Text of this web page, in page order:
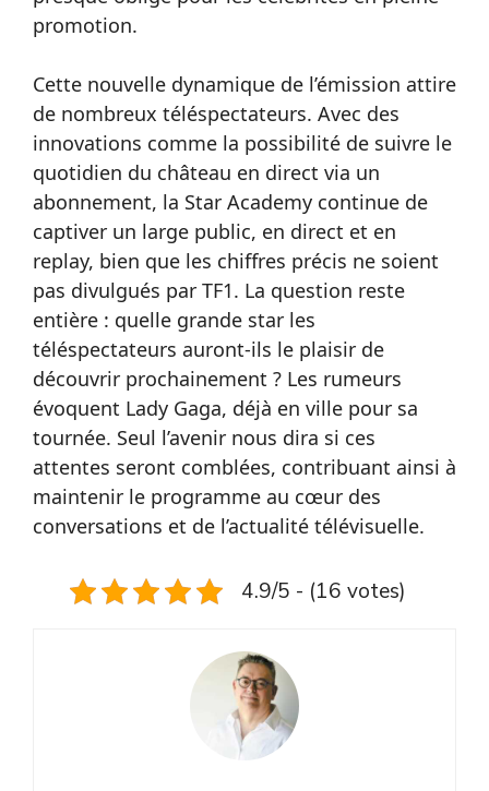
promotion.
Cette nouvelle dynamique de l’émission attire
de nombreux téléspectateurs. Avec des
innovations comme la possibilité de suivre le
quotidien du château en direct via un
abonnement, la Star Academy continue de
captiver un large public, en direct et en
replay, bien que les chiffres précis ne soient
pas divulgués par TF1. La question reste
entière : quelle grande star les
téléspectateurs auront-ils le plaisir de
découvrir prochainement ? Les rumeurs
évoquent Lady Gaga, déjà en ville pour sa
tournée. Seul l’avenir nous dira si ces
attentes seront comblées, contribuant ainsi à
maintenir le programme au cœur des
conversations et de l’actualité télévisuelle.
4.9/5 - (16 votes)